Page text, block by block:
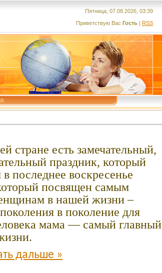
Пятница, 07.08.2026, 03:39
Приветствую Вас Гость | RSS
стране есть замечательный,
праздник, который
в последнее воскресенье
посвящен самым
в нашей жизни –
в поколение для
мама — самый главный
дальше »